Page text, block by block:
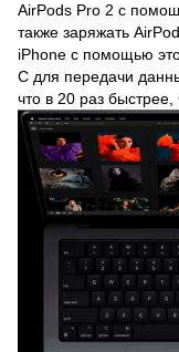
AirPods Pro 2 с
также заряжать
iPhone с помощью
С для передачи
что в 20 раз